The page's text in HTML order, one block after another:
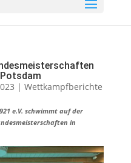
| Wettkampfberichte
e.V. schwimmt auf der
in